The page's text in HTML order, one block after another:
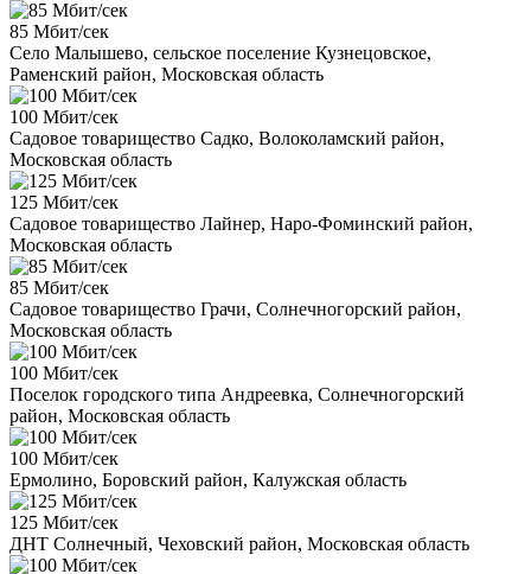
85 Мбит/сек
Село Малышево, сельское поселение Кузнецовское,
Раменский район, Московская область
100 Мбит/сек
Садовое товарищество Садко, Волоколамский район,
Московская область
125 Мбит/сек
Садовое товарищество Лайнер, Наро-Фоминский район,
Московская область
85 Мбит/сек
Садовое товарищество Грачи, Солнечногорский район,
Московская область
100 Мбит/сек
Поселок городского типа Андреевка, Солнечногорский
район, Московская область
100 Мбит/сек
Ермолино, Боровский район, Калужская область
125 Мбит/сек
ДНТ Солнечный, Чеховский район, Московская область